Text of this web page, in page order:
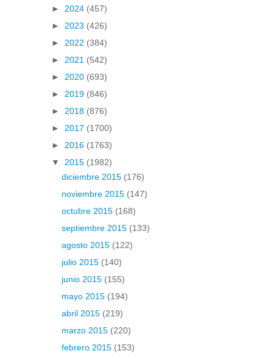
► 2024 (457)
► 2023 (426)
► 2022 (384)
► 2021 (542)
► 2020 (693)
► 2019 (846)
► 2018 (876)
► 2017 (1700)
► 2016 (1763)
▼ 2015 (1982)
diciembre 2015 (176)
noviembre 2015 (147)
octubre 2015 (168)
septiembre 2015 (133)
agosto 2015 (122)
julio 2015 (140)
junio 2015 (155)
mayo 2015 (194)
abril 2015 (219)
marzo 2015 (220)
febrero 2015 (153)